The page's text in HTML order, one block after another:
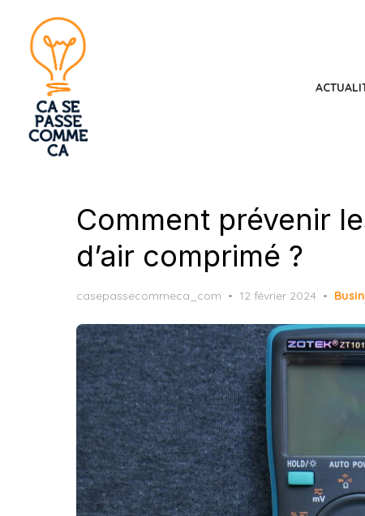
Comment prévenir
d’air comprimé ?
casepassecommeca_com
Posted
12 février 2024